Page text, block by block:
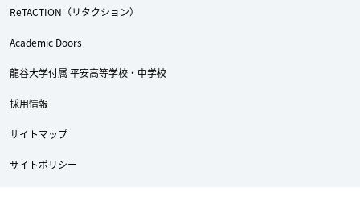
ReTACTION（リタクション）
Academic Doors
龍谷大学付属 平安高等学校・中学校
採用情報
サイトマップ
サイトポリシー